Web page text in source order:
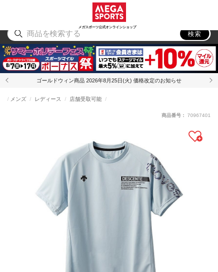
メガスポーツ公式オンラインショップ
アウトドア
検索
ゴールドウィン商品 2026年8月25日(火) 価格改定のお知らせ
メンズ レディース 店舗受取可能
商品番号： 70967401